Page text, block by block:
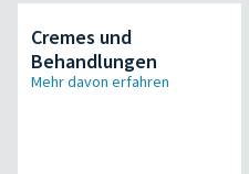
Cremes und
Behandlungen
Mehr davon erfahren